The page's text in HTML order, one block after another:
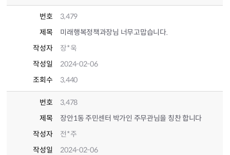
번호
3,479
제목
미래행복정책과장님 너무고맙습니다.
작성자
장*욱
작성일
2024-02-06
조회수
3,440
번호
3,478
제목
장안1동 주민센터 박가인 주무관님을 칭찬 합니다
작성자
전*주
작성일
2024-02-06